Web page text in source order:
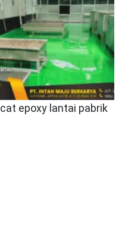
cat epoxy lantai pabrik